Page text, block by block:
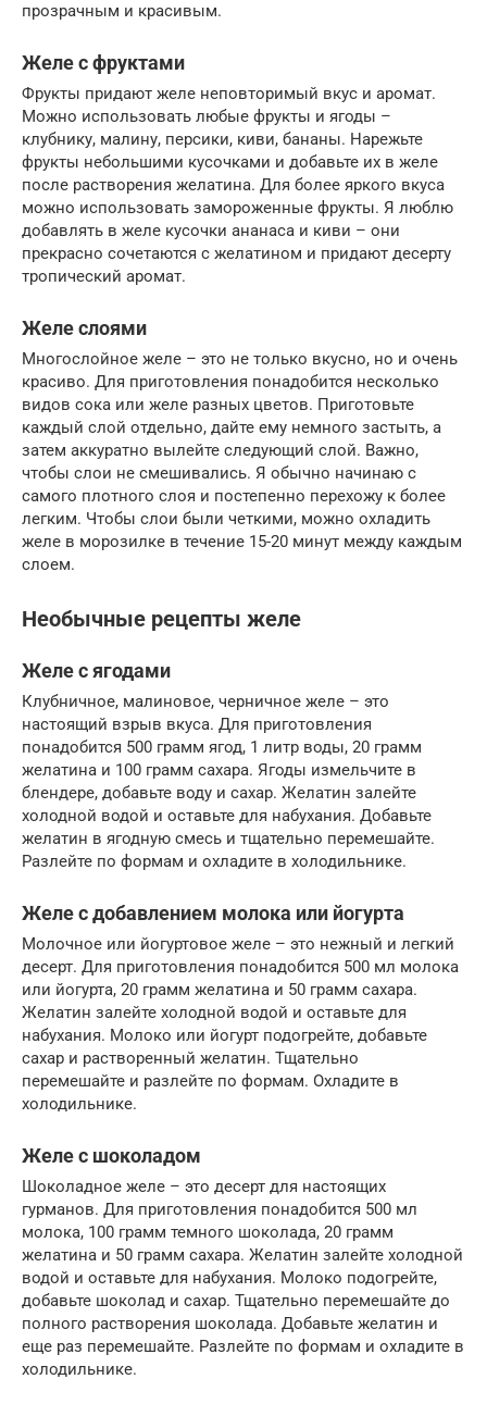
прозрачным и красивым.
Желе с фруктами
Фрукты придают желе неповторимый вкус и аромат.
Можно использовать любые фрукты и ягоды –
клубнику, малину, персики, киви, бананы. Нарежьте
фрукты небольшими кусочками и добавьте их в желе
после растворения желатина. Для более яркого вкуса
можно использовать замороженные фрукты. Я люблю
добавлять в желе кусочки ананаса и киви – они
прекрасно сочетаются с желатином и придают десерту
тропический аромат.
Желе слоями
Многослойное желе – это не только вкусно, но и очень
красиво. Для приготовления понадобится несколько
видов сока или желе разных цветов. Приготовьте
каждый слой отдельно, дайте ему немного застыть, а
затем аккуратно вылейте следующий слой. Важно,
чтобы слои не смешивались. Я обычно начинаю с
самого плотного слоя и постепенно перехожу к более
легким. Чтобы слои были четкими, можно охладить
желе в морозилке в течение 15-20 минут между каждым
слоем.
Необычные рецепты желе
Желе с ягодами
Клубничное, малиновое, черничное желе – это
настоящий взрыв вкуса. Для приготовления
понадобится 500 грамм ягод, 1 литр воды, 20 грамм
желатина и 100 грамм сахара. Ягоды измельчите в
блендере, добавьте воду и сахар. Желатин залейте
холодной водой и оставьте для набухания. Добавьте
желатин в ягодную смесь и тщательно перемешайте.
Разлейте по формам и охладите в холодильнике.
Желе с добавлением молока или йогурта
Молочное или йогуртовое желе – это нежный и легкий
десерт. Для приготовления понадобится 500 мл молока
или йогурта, 20 грамм желатина и 50 грамм сахара.
Желатин залейте холодной водой и оставьте для
набухания. Молоко или йогурт подогрейте, добавьте
сахар и растворенный желатин. Тщательно
перемешайте и разлейте по формам. Охладите в
холодильнике.
Желе с шоколадом
Шоколадное желе – это десерт для настоящих
гурманов. Для приготовления понадобится 500 мл
молока, 100 грамм темного шоколада, 20 грамм
желатина и 50 грамм сахара. Желатин залейте холодной
водой и оставьте для набухания. Молоко подогрейте,
добавьте шоколад и сахар. Тщательно перемешайте до
полного растворения шоколада. Добавьте желатин и
еще раз перемешайте. Разлейте по формам и охладите в
холодильнике.